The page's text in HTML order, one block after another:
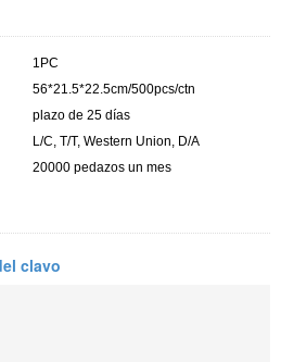
1PC
56*21.5*22.5cm/500pcs/ctn
plazo de 25 días
L/C, T/T, Western Union, D/A
20000 pedazos un mes
clavo